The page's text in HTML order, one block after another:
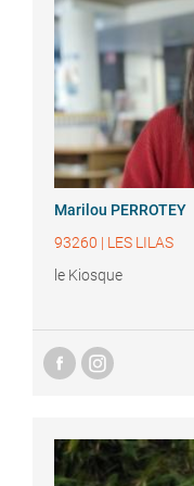
Marilou PERROTEY
93260 | LES LILAS
le Kiosque